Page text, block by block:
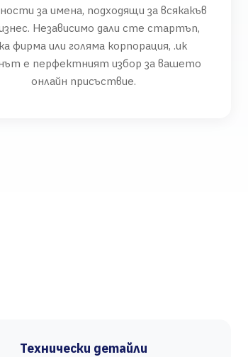
за имена, подходящи за всякакъв
Независимо дали сте стартъп,
фирма или голяма корпорация, .uk
е перфектният избор за вашето
онлайн присъствие.
Технически детайли